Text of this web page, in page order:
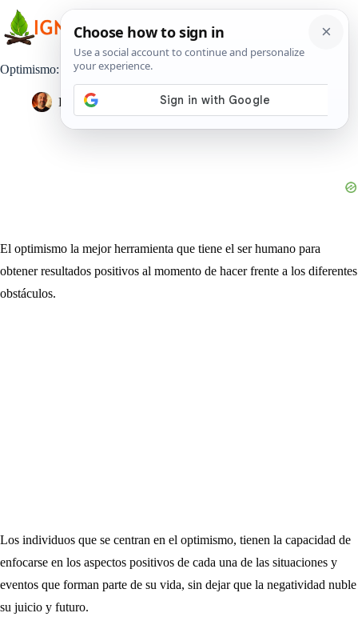
contenido
Optimismo: La panacea para enfrentar las dificultades
Pedro Lisperguer 8 mayo, 2020 Estilo de Vida
El optimismo la mejor herramienta que tiene el ser humano para
obtener resultados positivos al momento de hacer frente a los diferentes
obstáculos.
Los individuos que se centran en el optimismo, tienen la capacidad de
enfocarse en los aspectos positivos de cada una de las situaciones y
eventos que forman parte de su vida, sin dejar que la negatividad nuble
su juicio y futuro.